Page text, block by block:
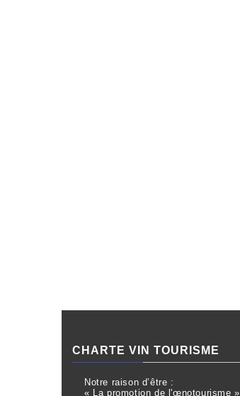
CHARTE VIN TOURISME
Notre raison d’être :
« La promotion de l'œnotourisme »